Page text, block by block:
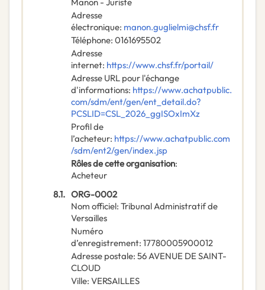
Adresse
électronique: manon.guglielmi@chsf.fr
Téléphone: 0161695502
Adresse
internet: https://www.chsf.fr/portail/
Adresse URL pour l'échange
d'informations: https://www.achatpublic.
com/sdm/ent/gen/ent_detail.do?
PCSLID=CSL_2026_ggISOxImXz
Profil de
l’acheteur: https://www.achatpublic.com
/sdm/ent2/gen/index.jsp
Rôles de cette organisation:
Acheteur
8.1. ORG-0002
Nom officiel: Tribunal Administratif de
Versailles
Numéro
d’enregistrement: 17780005900012
Adresse postale: 56 AVENUE DE SAINT-
CLOUD
Ville: VERSAILLES